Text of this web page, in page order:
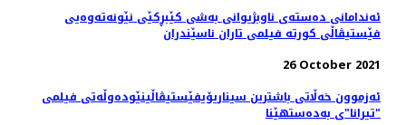
ئه‌ندامانی ده‌سته‌ی ناوبژیوانی به‌شی کێبڕکێی نێونه‌ته‌وه‌یی
فێستیڤاڵی کورته‌ فیلمی تاران ناسێندران
26 October 2021
ئەزموون خەڵاتی باشترین سیناریۆیفێستیڤاڵینێوده‌وڵه‌تی فیلمی
"تیرانا"ی به‌ده‌ستهێنا